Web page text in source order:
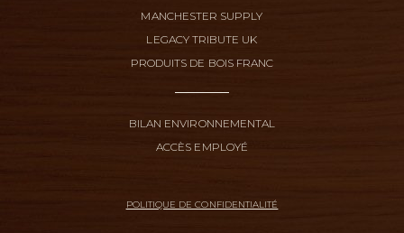
MANCHESTER SUPPLY
LEGACY TRIBUTE UK
PRODUITS DE BOIS FRANC
BILAN ENVIRONNEMENTAL
ACCÈS EMPLOYÉ
POLITIQUE DE CONFIDENTIALITÉ